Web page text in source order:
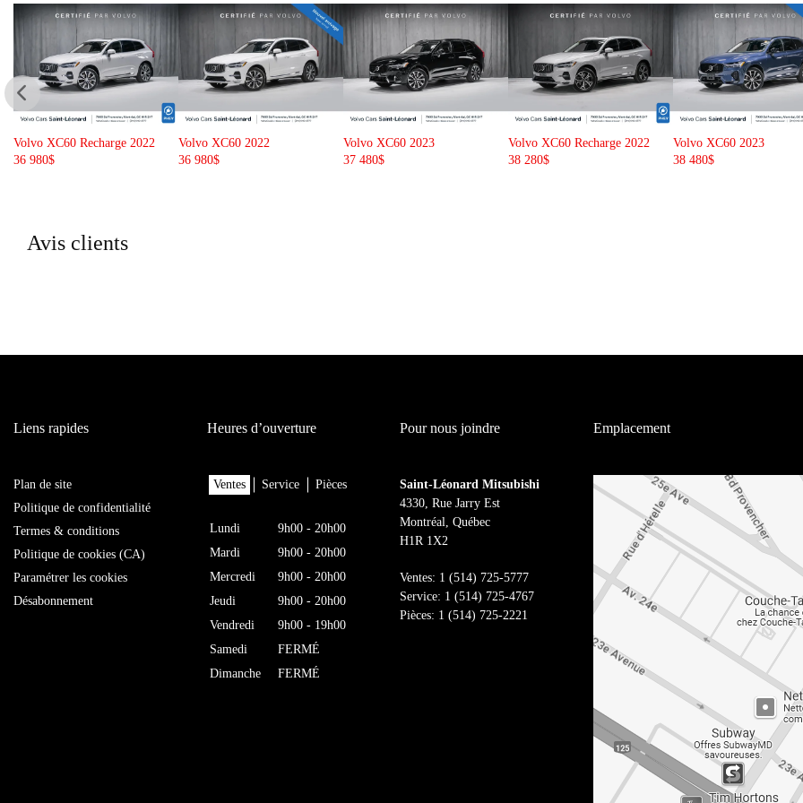
Volvo XC60 2022
36 980$
Volvo XC60 2023
37 480$
Volvo XC60 Recharge 2022
38 280$
Volvo XC60 2023
38 480$
Volvo XC40 2025
38 780$
Avis clients
Liens rapides
Plan de site
Politique de confidentialité
Termes & conditions
Politique de cookies (CA)
Paramétrer les cookies
Désabonnement
Heures d’ouverture
Ventes Service Pièces
Lundi
9h00 - 20h00
Mardi
9h00 - 20h00
Mercredi
9h00 - 20h00
Jeudi
9h00 - 20h00
Vendredi
9h00 - 19h00
Samedi
FERMÉ
Dimanche
FERMÉ
Pour nous joindre
Saint-Léonard Mitsubishi
4330, Rue Jarry Est
Montréal,Québec
H1R 1X2
Ventes: 1 (514) 725-5777
Service: 1 (514) 725-4767
Pièces: 1 (514) 725-2221
Emplacement